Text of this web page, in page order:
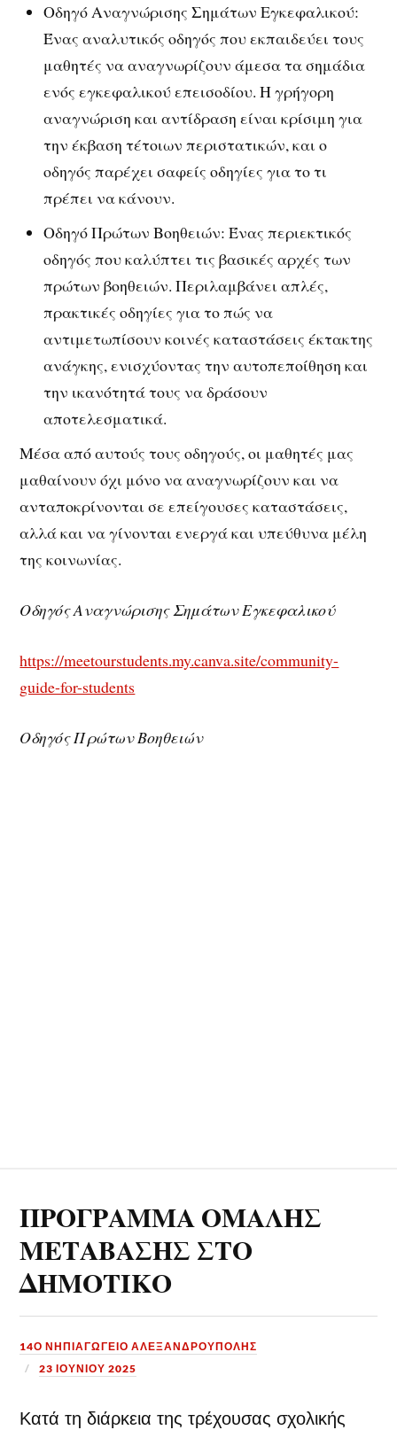
Οδηγό Αναγνώρισης Σημάτων Εγκεφαλικού:
Ένας αναλυτικός οδηγός που εκπαιδεύει τους
μαθητές να αναγνωρίζουν άμεσα τα σημάδια
ενός εγκεφαλικού επεισοδίου. Η γρήγορη
αναγνώριση και αντίδραση είναι κρίσιμη για
την έκβαση τέτοιων περιστατικών, και ο
οδηγός παρέχει σαφείς οδηγίες για το τι
πρέπει να κάνουν.
Οδηγό Πρώτων Βοηθειών: Ένας περιεκτικός
οδηγός που καλύπτει τις βασικές αρχές των
πρώτων βοηθειών. Περιλαμβάνει απλές,
πρακτικές οδηγίες για το πώς να
αντιμετωπίσουν κοινές καταστάσεις έκτακτης
ανάγκης, ενισχύοντας την αυτοπεποίθηση και
την ικανότητά τους να δράσουν
αποτελεσματικά.
Μέσα από αυτούς τους οδηγούς, οι μαθητές μας
μαθαίνουν όχι μόνο να αναγνωρίζουν και να
ανταποκρίνονται σε επείγουσες καταστάσεις,
αλλά και να γίνονται ενεργά και υπεύθυνα μέλη
της κοινωνίας.
Οδηγός Αναγνώρισης Σημάτων Εγκεφαλικού
https://meetourstudents.my.canva.site/community-
guide-for-students
Οδηγός Πρώτων Βοηθειών
ΠΡΟΓΡΑΜΜΑ ΟΜΑΛΗΣ
ΜΕΤΑΒΑΣΗΣ ΣΤΟ
ΔΗΜΟΤΙΚΟ
14Ο ΝΗΠΙΑΓΩΓΕΙΟ ΑΛΕΞΑΝΔΡΟΥΠΟΛΗΣ
23 ΙΟΥΝΊΟΥ 2025
Κατά τη διάρκεια της τρέχουσας σχολικής